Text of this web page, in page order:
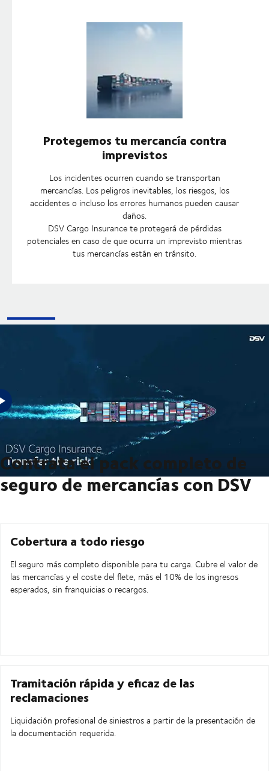
Protegemos tu mercancía contra
imprevistos
Los incidentes ocurren cuando se transportan
mercancías. Los peligros inevitables, los riesgos, los
accidentes o incluso los errores humanos pueden causar
daños.
DSV Cargo Insurance te protegerá de pérdidas
potenciales en caso de que ocurra un imprevisto mientras
tus mercancías están en tránsito.
¿Estás buscando transferir el riesgo en tu próximo envío? Entonces,
DSV Cargo Insurance puede ayudarte.
Contrata el pack completo de
seguro de mercancías con DSV
Cobertura a todo riesgo
El seguro más completo disponible para tu carga. Cubre el valor de
las mercancías y el coste del flete, más el 10% de los ingresos
esperados, sin franquicias o recargos.
Tramitación rápida y eficaz de las
reclamaciones
Liquidación profesional de siniestros a partir de la presentación de
la documentación requerida.